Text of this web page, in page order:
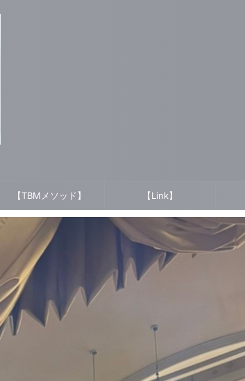
【TBMメソッド】 【Link】